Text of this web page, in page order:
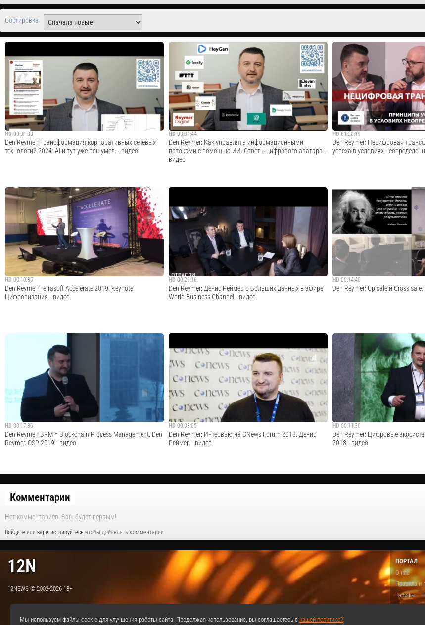
Сортировка
HD 00:01:33
Den Reymer: Трансформация корпоративных сетевых
технологий 2024: AI и тут уже пошумел. - видео
Новости от цифрового аватара.Подробности и отчет
доступны по ссылкеTelegram канал "Реймер |
Трансформация Бизнеса" https://t.me/ReymerDigital/82
Cмотреть видео
HD 00:01:44
Den Reymer: Как управлять информационными
потоками с помощью ИИ. Ответы цифрового аватара -
видео
Инструменты и помощники для работы с потоками
новостей от Цифрового аватара. Больше по ссылке
https://t.me/ReymerDigital/81
Cмотреть видео
HD 01:20:19
Den Reymer: Нецифровая
успеха в условиях
Онлайн семинар "Нецифровая
успеха в условиях
года.Семинар состоялся в
программы повышения
бизнеса: лидерство в эпоху
Cмотреть
HD 00:10:35
Den Reymer: Terrasoft Accelerate 2019. Keynote.
Цифровизация - видео
Выступления на форуме Terrasoft Accelarate 2019
ЦИФРОВИЗАЦИЯ
Cмотреть видео
HD 00:26:16
Den Reymer: Денис Реймер о Больших данных в эфире
World Business Channel - видео
О новых бизнес-моделях цифрового мира и технологиях,
с помощью которых компании становятся лидерами на
своих и новых рынках.
Cмотреть видео
HD 00:14:40
Den Reymer: Up sale и Cross
Up sale и Cross sale Денис
конференции ABBYY Digital Banks
Cмотреть
HD 00:17:36
Den Reymer: BPM = Blockchain Process Management. Den
Reymer. OSP 2019 - видео
Доклад Дениса Реймера на формуме OSP - Технологии
HD 00:03:05
Den Reymer: Интервью на CNews Forum 2018. Денис
Реймер - видео
HD 00:11:39
Den Reymer: Цифровые
2018 - видео
Комментарии
Нет комментариев. Ваш будет первым!
Войдите или зарегистрируйтесь чтобы добавлять комментарии
12N
12NEWS © 2002-2026 18+
ПОРТАЛ
О нас
Правила и
Тарифы
Мы используем файлы cookie для улучшения работы сайта. Продолжая использование, вы соглашаетесь с нашей политикой.